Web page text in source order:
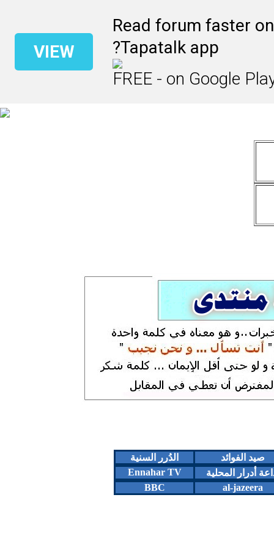
Read forum faster
Tapatalk app?
FREE - on Google
VIEW
صيد الفوائد
الدُرر السنية
أدرار المحلية
Ennahar TV
al-jazeera
BBC